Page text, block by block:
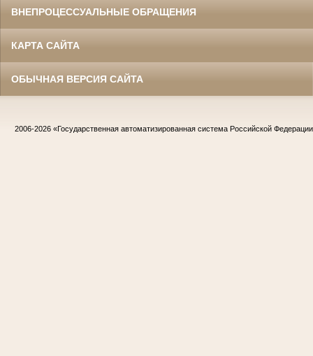
ВНЕПРОЦЕССУАЛЬНЫЕ ОБРАЩЕНИЯ
КАРТА САЙТА
ОБЫЧНАЯ ВЕРСИЯ САЙТА
2006-2026 «Государственная автоматизированная система Российской